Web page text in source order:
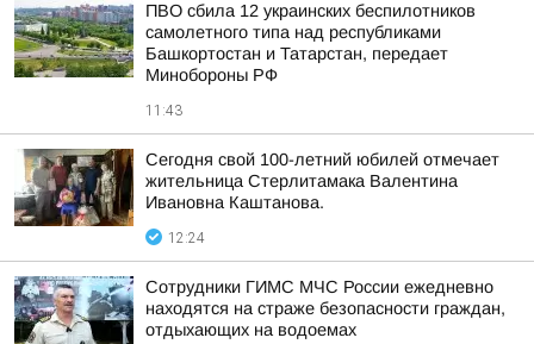
ПВО сбила 12 украинских беспилотников
самолетного типа над республиками
Башкортостан и Татарстан, передает
Минобороны РФ
11:43
Сегодня свой 100-летний юбилей отмечает
жительница Стерлитамака Валентина
Ивановна Каштанова.
12:24
Сотрудники ГИМС МЧС России ежедневно
находятся на страже безопасности граждан,
отдыхающих на водоемах